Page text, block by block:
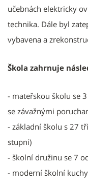
učebnách elektricky
technika. Dále byl
vybavena a
Škola zahrnuje
- mateřskou školu se
se závažnými
- základní školu s 27
stupni)
- školní družinu se 7
- moderní školní